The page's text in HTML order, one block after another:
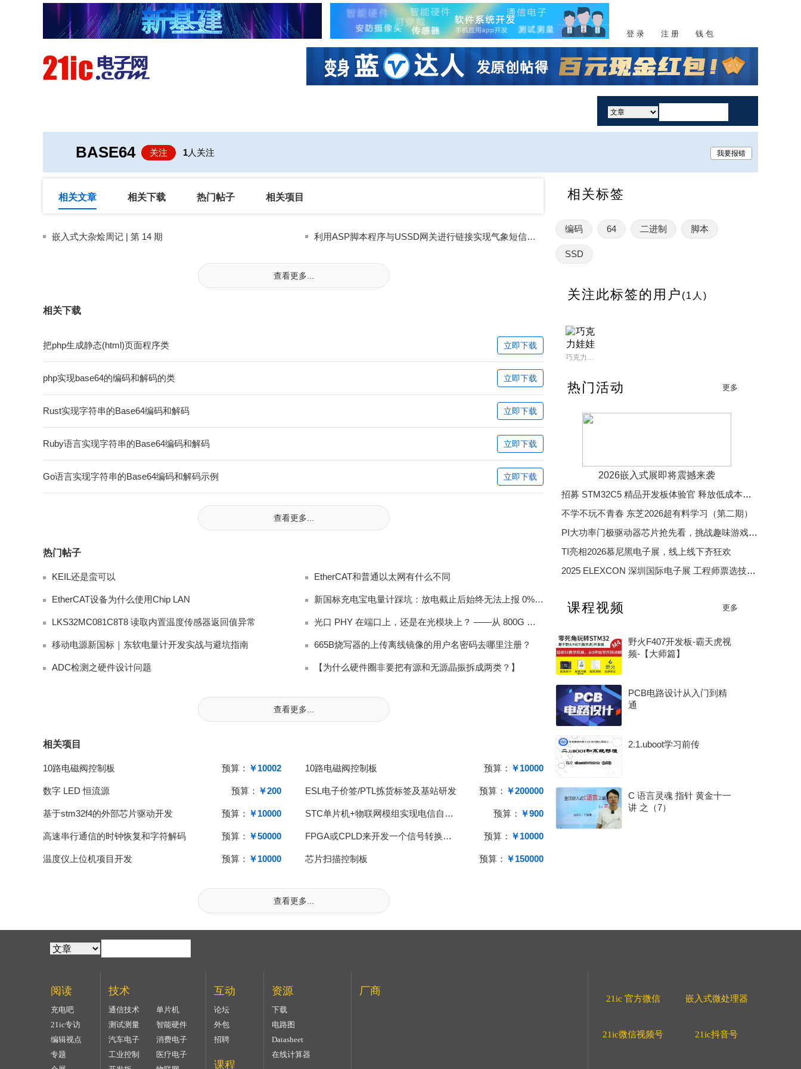
登 录 注 册 钱 包
BASE64 关注 1人关注 我要报错
相关文章 相关下载 热门帖子 相关项目
嵌入式大杂烩周记 | 第 14 期 利用ASP脚本程序与USSD网关进行链接实现气象短信服务访问
查看更多...
相关下载
把php生成静态(html)页面程序类 立即下载
php实现base64的编码和解码的类 立即下载
Rust实现字符串的Base64编码和解码 立即下载
Ruby语言实现字符串的Base64编码和解码 立即下载
Go语言实现字符串的Base64编码和解码示例 立即下载
查看更多...
热门帖子
KEIL还是蛮可以 EtherCAT和普通以太网有什么不同
EtherCAT设备为什么使用Chip LAN 新国标充电宝电量计踩坑：放电截止后始终无法上报 0% 电量完整排查
LKS32MC081C8T8 读取内置温度传感器返回值异常 光口 PHY 在端口上，还是在光模块上？ ——从 800G 架构讲起
移动电源新国标｜东软电量计开发实战与避坑指南 665B烧写器的上传离线镜像的用户名密码去哪里注册？
ADC检测之硬件设计问题 【为什么硬件圈非要把有源和无源晶振拆成两类？】
查看更多...
相关项目
10路电磁阀控制板 预算： ￥10002 10路电磁阀控制板 预算： ￥10000
数字 LED 恒流源 预算： ￥200 ESL电子价签/PTL拣货标签及基站研发 预算： ￥200000
基于stm32f4的外部芯片驱动开发 预算： ￥10000 STC单片机+物联网模组实现电信自注册（仅仅单一局部功能） 预算： ￥900
高速串行通信的时钟恢复和字符解码 预算： ￥50000 FPGA或CPLD来开发一个信号转换模块 预算： ￥10000
温度仪上位机项目开发 预算： ￥10000 芯片扫描控制板 预算： ￥150000
查看更多...
相关标签
编码 64 二进制 脚本
SSD
关注此标签的用户 (1人)
热门活动 更多
2026嵌入式展即将震撼来袭
招募 STM32C5 精品开发板体验官 释放低成本、低功耗、高效率开发魅力
不学不玩不青春 东芝2026超有料学习（第二期）
PI大功率门极驱动器芯片抢先看，挑战趣味游戏赢精美好礼
TI亮相2026慕尼黑电子展，线上线下齐狂欢
2025 ELEXCON 深圳国际电子展 工程师票选技术大奖
2025 年度电子产业卓越奖
课程视频 更多
野火F407开发板-霸天虎视
频-【大师篇】
PCB电路设计从入门到精
通
2.1.uboot学习前传
C 语言灵魂 指针 黄金十一
讲 之（7）
阅读
充电吧
21ic专访
编辑视点
专题
技术
通信技术
单片机
测试测量
智能硬件
汽车电子
消费电子
工业控制
医疗电子
互动
论坛
外包
招聘
课程
资源
下载
电路图
Datasheet
在线计算器
厂商
21ic 官方微信 嵌入式微处理器
21ic微信视频号 21ic抖音号